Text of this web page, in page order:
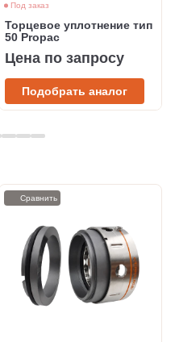
Под заказ
Торцевое уплотнение тип
50 Propac
Цена по запросу
Подобрать аналог
Сравнить